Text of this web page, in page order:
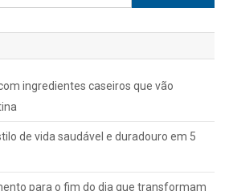
por:
ingredientes caseiros que vão
de vida saudável e duradouro em 5
para o fim do dia que transformam